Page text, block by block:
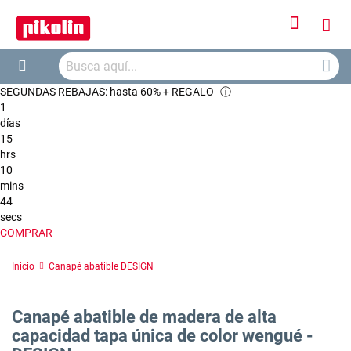
Iniciar
Buscar
SEGUNDAS REBAJAS: hasta 60% + REGALO ⓘ
1
días
15
hrs
10
mins
44
secs
COMPRAR
Inicio Canapé abatible DESIGN
Canapé abatible de madera de alta
capacidad tapa única de color wengué -